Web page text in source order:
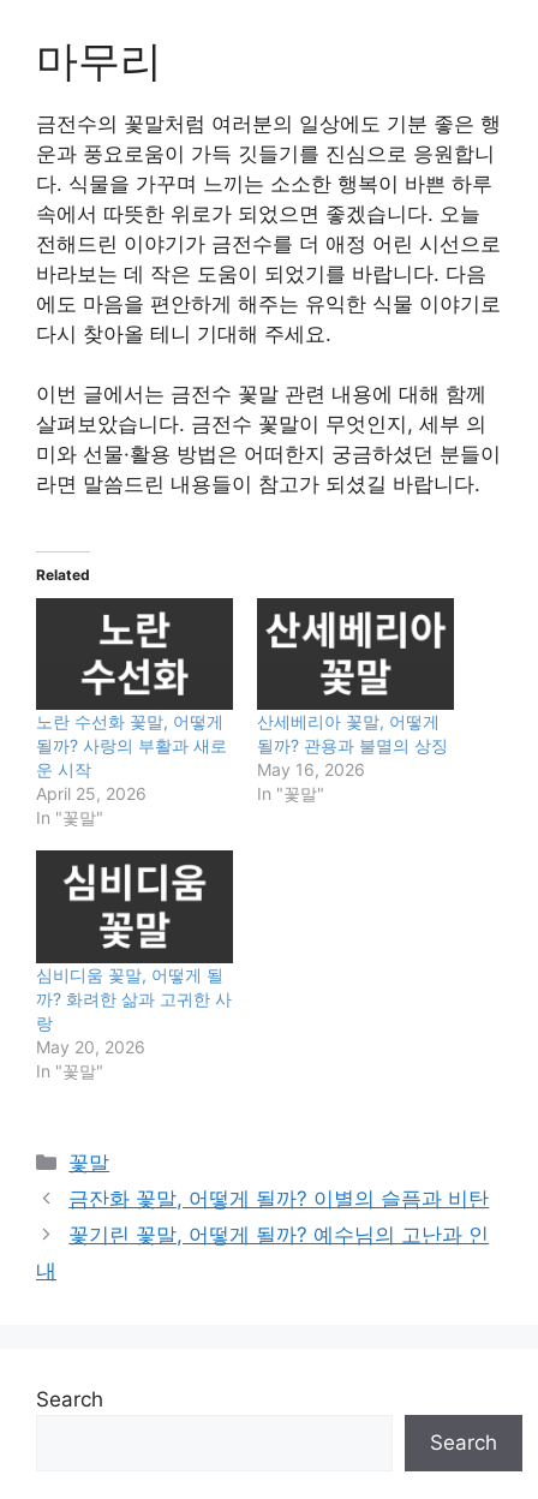
마무리
금전수의 꽃말처럼 여러분의 일상에도 기분 좋은 행
운과 풍요로움이 가득 깃들기를 진심으로 응원합니
다. 식물을 가꾸며 느끼는 소소한 행복이 바쁜 하루
속에서 따뜻한 위로가 되었으면 좋겠습니다. 오늘
전해드린 이야기가 금전수를 더 애정 어린 시선으로
바라보는 데 작은 도움이 되었기를 바랍니다. 다음
에도 마음을 편안하게 해주는 유익한 식물 이야기로
다시 찾아올 테니 기대해 주세요.
이번 글에서는 금전수 꽃말 관련 내용에 대해 함께
살펴보았습니다. 금전수 꽃말이 무엇인지, 세부 의
미와 선물·활용 방법은 어떠한지 궁금하셨던 분들이
라면 말씀드린 내용들이 참고가 되셨길 바랍니다.
Related
노란 수선화 꽃말, 어떻게
될까? 사랑의 부활과 새로
운 시작
April 25, 2026
In "꽃말"
산세베리아 꽃말, 어떻게
될까? 관용과 불멸의 상징
May 16, 2026
In "꽃말"
심비디움 꽃말, 어떻게 될
까? 화려한 삶과 고귀한 사
랑
May 20, 2026
In "꽃말"
Categories
꽃말
금잔화 꽃말, 어떻게 될까? 이별의 슬픔과 비탄
꽃기린 꽃말, 어떻게 될까? 예수님의 고난과 인
내
Search
Search